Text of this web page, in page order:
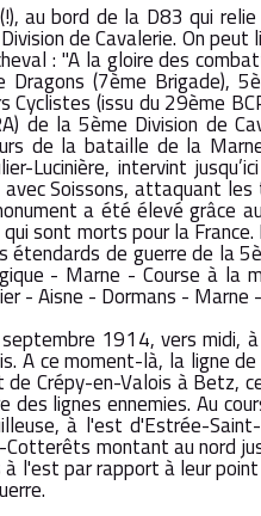
au bord de la D83 qui
de Cavalerie. On
: "A la gloire des
(7ème Brigade),
(issu du 29ème
de la 5ème Division de
de la bataille de la
Lucinière, intervint
Soissons, attaquant
a été élevé grâce
sont morts pour la
de guerre de la
- Marne - Course à
- Aisne - Dormans - Marne
1914, vers midi,
A ce moment-là, la ligne
Crépy-en-Valois à Betz,
lignes ennemies. Au
à l'est d'Estrée-
montant au nord
l'est par rapport à leur